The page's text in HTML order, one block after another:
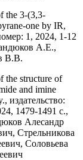
the 3-(3,3-
one by IR,
1, 2024, 1-12
А.Е.,
В.В.
the structure of
and imine
издательство:
1479-1491 с.,
Алесандр
Стрельникова
Соловьева